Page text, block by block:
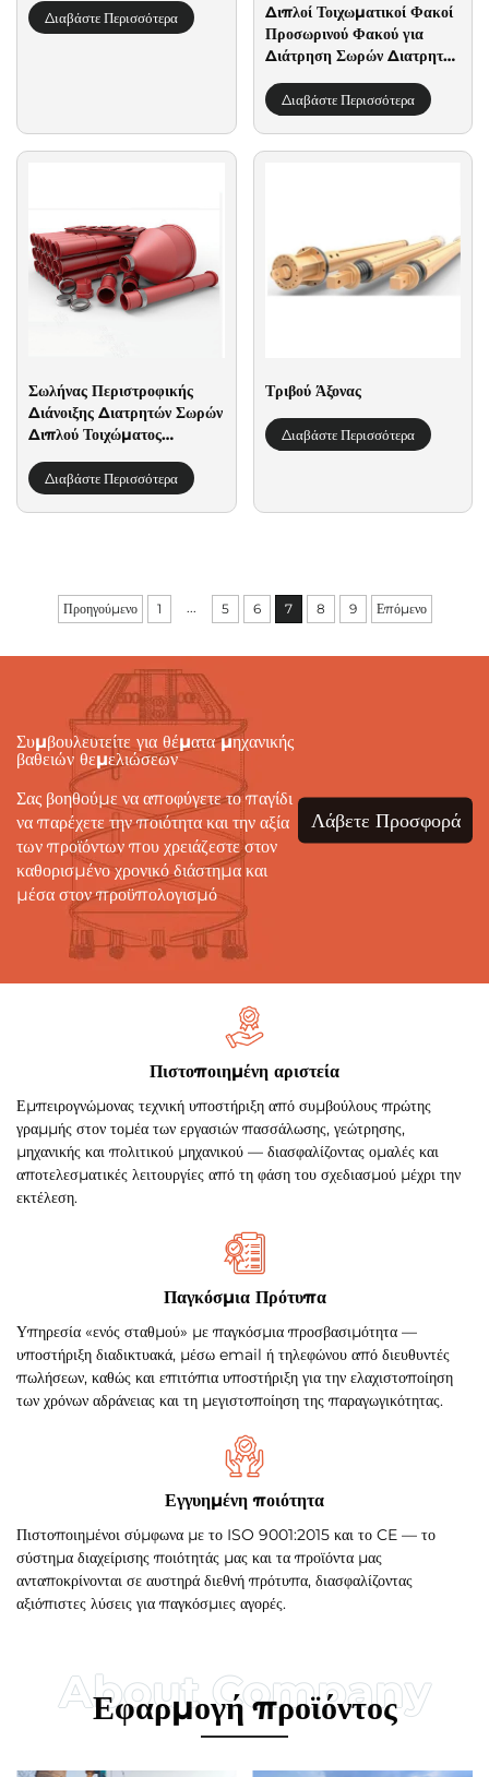
Χάλυβας Σωλήνας Φακού
Διαβάστε Περισσότερα
Διπλοί Τοιχωματικοί Φακοί
Προσωρινού Φακού για
Διάτρηση Σωρών Διατρητών
Διαβάστε Περισσότερα
Σωλήνας Περιστροφικής
Διάνοιξης Διατρητών Σωρών
Διπλού Τοιχώματος
Διαβάστε Περισσότερα
Τριβού Άξονας
Διαβάστε Περισσότερα
Προηγούμενο 1 ... 5 6 7 8 9 Επόμενο
Συμβουλευτείτε για θέματα μηχανικής
βαθειών θεμελιώσεων
Σας βοηθούμε να αποφύγετε το παγίδι
να παρέχετε την ποιότητα και την αξία
των προϊόντων που χρειάζεστε στον
καθορισμένο χρονικό διάστημα και
μέσα στον προϋπολογισμό
Λάβετε Προσφορά
Πιστοποιημένη αριστεία
Εμπειρογνώμονας τεχνική υποστήριξη από συμβούλους πρώτης
γραμμής στον τομέα των εργασιών πασσάλωσης, γεώτρησης,
μηχανικής και πολιτικού μηχανικού — διασφαλίζοντας ομαλές και
αποτελεσματικές λειτουργίες από τη φάση του σχεδιασμού μέχρι την
εκτέλεση.
Παγκόσμια Πρότυπα
Υπηρεσία «ενός σταθμού» με παγκόσμια προσβασιμότητα —
υποστήριξη διαδικτυακά, μέσω email ή τηλεφώνου από διευθυντές
πωλήσεων, καθώς και επιτόπια υποστήριξη για την ελαχιστοποίηση
των χρόνων αδράνειας και τη μεγιστοποίηση της παραγωγικότητας.
Εγγυημένη ποιότητα
Πιστοποιημένοι σύμφωνα με το ISO 9001:2015 και το CE — το
σύστημα διαχείρισης ποιότητάς μας και τα προϊόντα μας
ανταποκρίνονται σε αυστηρά διεθνή πρότυπα, διασφαλίζοντας
αξιόπιστες λύσεις για παγκόσμιες αγορές.
Εφαρμογή προϊόντος